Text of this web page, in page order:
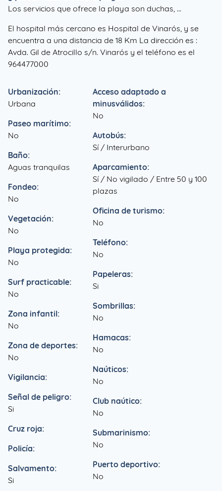
Los servicios que ofrece la playa son duchas, ...
El hospital más cercano es Hospital de Vinarós, y se
encuentra a una distancia de 18 Km La dirección es :
Avda. Gil de Atrocillo s/n. Vinarós y el teléfono es el
964477000
Urbanización:
Urbana
Paseo marítimo:
No
Baño:
Aguas tranquilas
Fondeo:
No
Vegetación:
No
Playa protegida:
No
Surf practicable:
No
Zona infantil:
No
Zona de deportes:
No
Vigilancia:
Señal de peligro:
Si
Cruz roja:
Policía:
Salvamento:
Si
Acceso adaptado a
minusválidos:
No
Autobús:
Sí / Interurbano
Aparcamiento:
Sí / No vigilado / Entre 50 y 100
plazas
Oficina de turismo:
No
Teléfono:
No
Papeleras:
Si
Sombrillas:
No
Hamacas:
No
Naúticos:
No
Club naútico:
No
Submarinismo:
No
Puerto deportivo:
No